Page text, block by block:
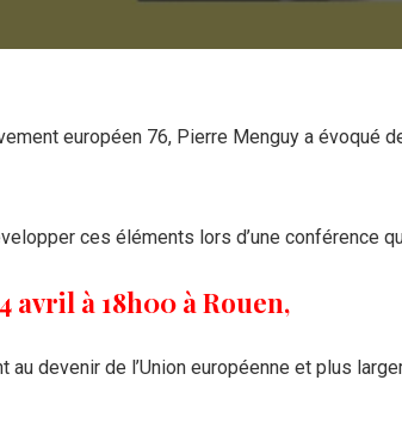
européen 76, Pierre Menguy a évoqué
ces éléments lors d’une conférence
avril à 18h00 à Rouen,
devenir de l’Union européenne et plus